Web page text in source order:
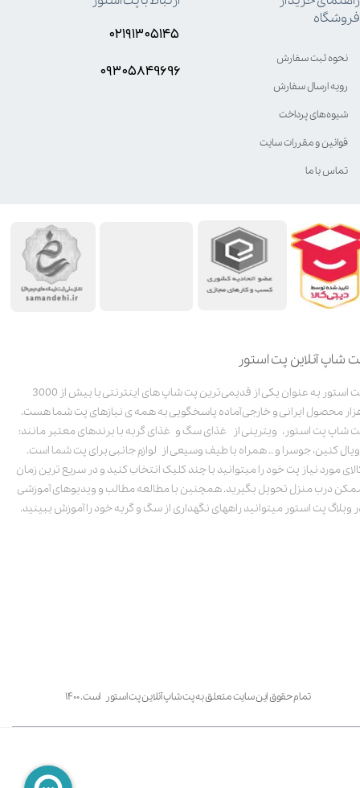
شاپ آنلاین پت استور
پت استور به عنوان یکی از قدیمی‌ترین پت شاپ های اینترنتی با بیش از 3000
محصول ایرانی و خارجی آماده پاسخگویی به همه ی نیازهای پت شما هست.
شاپ پت استور، ویترینی از غذای سگ و غذای گربه با برندهای معتبر مانند:
کنین، جوسرا و .. همراه با طیف وسیعی از لوازم جانبی برای پت شما است.
مورد نیاز پت خود را میتوانید با چند کلیک انتخاب کنید و در سریع ترین زمان
درب منزل تحویل بگیرید. همچنین با مطالعه مطالب و ویدیوهای آموزشی
وبلاگ پت استور میتوانید راههای نگهداری از سگ و گربه خود را آموزش ببینید.
تمام حقوق این سایت متعلق به پت شاپ آنلاین پت استور است. ۱۴۰۰
فروشگاه
نحوه ثبت سفارش
رویه ارسال سفارش
شیوه‌های پرداخت
قوانین و مقررات سایت
تماس با ما
۰۲۱۹۱۳۰۵۱۴۵
۰۹۳۰۵8۴9696